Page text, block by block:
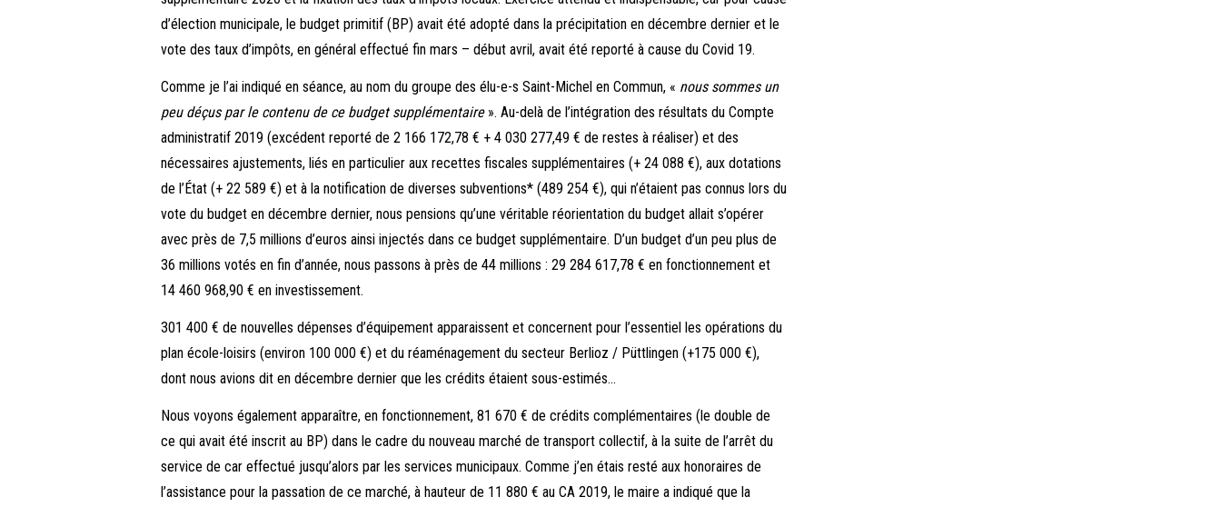
d’élection municipale, le budget primitif (BP) avait été adopté dans la précipitation en décembre dernier et le
vote des taux d’impôts, en général effectué fin mars – début avril, avait été reporté à cause du Covid 19.
Comme je l’ai indiqué en séance, au nom du groupe des élu-e-s Saint-Michel en Commun, « nous sommes un
peu déçus par le contenu de ce budget supplémentaire». Au-delà de l’intégration des résultats du Compte
administratif 2019 (excédent reporté de 2 166 172,78 € + 4 030 277,49 € de restes à réaliser) et des
nécessaires ajustements, liés en particulier aux recettes fiscales supplémentaires (+ 24 088 €), aux dotations
de l’État (+ 22 589 €) et à la notification de diverses subventions* (489 254 €), qui n’étaient pas connus lors du
vote du budget en décembre dernier, nous pensions qu’une véritable réorientation du budget allait s’opérer
avec près de 7,5 millions d’euros ainsi injectés dans ce budget supplémentaire. D’un budget d’un peu plus de
36 millions votés en fin d’année, nous passons à près de 44 millions : 29 284 617,78 € en fonctionnement et
14 460 968,90 € en investissement.
301 400 € de nouvelles dépenses d’équipement apparaissent et concernent pour l’essentiel les opérations du
plan école-loisirs (environ 100 000 €) et du réaménagement du secteur Berlioz / Püttlingen (+175 000 €),
dont nous avions dit en décembre dernier que les crédits étaient sous-estimés…
Nous voyons également apparaître, en fonctionnement, 81 670 € de crédits complémentaires (le double de
ce qui avait été inscrit au BP) dans le cadre du nouveau marché de transport collectif, à la suite de l’arrêt du
service de car effectué jusqu’alors par les services municipaux. Comme j’en étais resté aux honoraires de
l’assistance pour la passation de ce marché, à hauteur de 11 880 € au CA 2019, le maire a indiqué que la